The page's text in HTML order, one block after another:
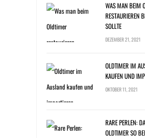
WAS MAN BEIM
RESTAURIEREN
SOLLTE
DEZEMBER 21, 2021
OLDTIMER IM
KAUFEN UND
OKTOBER 11, 2021
RARE PERLEN:
OLDTIMER SO